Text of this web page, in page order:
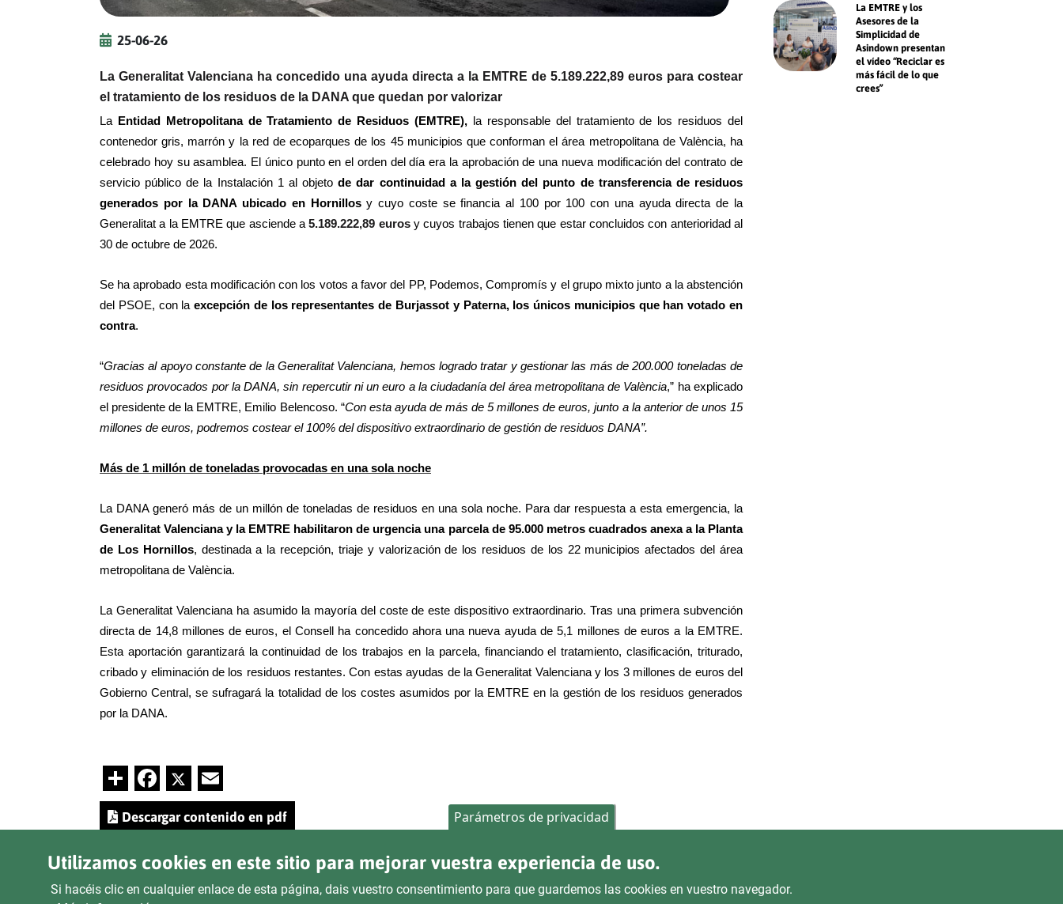
25-06-26
La Generalitat Valenciana ha concedido una ayuda directa a la EMTRE de 5.189.222,89 euros para costear
el tratamiento de los residuos de la DANA que quedan por valorizar
La Entidad Metropolitana de Tratamiento de Residuos (EMTRE),
la responsable del tratamiento de los residuos del
contenedor gris, marrón y la red de ecoparques de los 45 municipios que conforman el área metropolitana de València, ha
celebrado hoy su asamblea. El único punto en el orden del día era la aprobación de una nueva modificación del contrato de
servicio público de la Instalación 1 al objetode dar continuidad a la gestión del punto de transferencia de residuos
generados por la DANA ubicado en Hornillosy cuyo coste se financia al 100 por 100 con una ayuda directa de la
Generalitat a la EMTRE que asciende a5.189.222,89 eurosy cuyos trabajos tienen que estar concluidos con anterioridad al
30 de octubre de 2026.
Se ha aprobado esta modificación con los votos a favor del PP, Podemos, Compromís y el grupo mixto junto a la abstención
del PSOE, con laexcepción de los representantes de Burjassot y Paterna, los únicos municipios que han votado en
contra.
“Gracias al apoyo constante de la Generalitat Valenciana, hemos logrado tratar y gestionar las más de 200.000 toneladas de
residuos provocados por la DANA, sin repercutir ni un euro a la ciudadanía del área metropolitana de València,” ha explicado
el presidente de la EMTRE, Emilio Belencoso. “Con esta ayuda de más de 5 millones de euros, junto a la anterior de unos 15
millones de euros, podremos costear el 100% del dispositivo extraordinario de gestión de residuos DANA”.
Más de 1 millón de toneladas provocadas en una sola noche
La DANA generó más de un millón de toneladas de residuos en una sola noche. Para dar respuesta a esta emergencia, la
Generalitat Valenciana y la EMTRE habilitaron de urgencia una parcela de 95.000 metros cuadrados anexa a la Planta
de Los Hornillos, destinada a la recepción, triaje y valorización de los residuos de los 22 municipios afectados del área
metropolitana de València.
La Generalitat Valenciana ha asumido la mayoría del coste de este dispositivo extraordinario. Tras una primera subvención
directa de 14,8 millones de euros, el Consell ha concedido ahora una nueva ayuda de 5,1 millones de euros a la EMTRE.
Esta aportación garantizará la continuidad de los trabajos en la parcela, financiando el tratamiento, clasificación, triturado,
cribado y eliminación de los residuos restantes.Con estas ayudas de la Generalitat Valenciana y los 3 millones de euros del
Gobierno Central, se sufragará la totalidad de los costes asumidos por la EMTRE en la gestión de los residuos generados
por la DANA.
ShareFacebook
Twitter
Descargar contenido en pdf
La EMTRE y los
Asesores de la
Simplicidad de
Asindown presentan
el vídeo “Reciclar es
más fácil de lo que
crees”
Parámetros de privacidad
Utilizamos cookies en este sitio para mejorar vuestra experiencia de uso.
Si hacéis clic en cualquier enlace de esta página, dais vuestro consentimiento para que guardemos las cookies en vuestro navegador.